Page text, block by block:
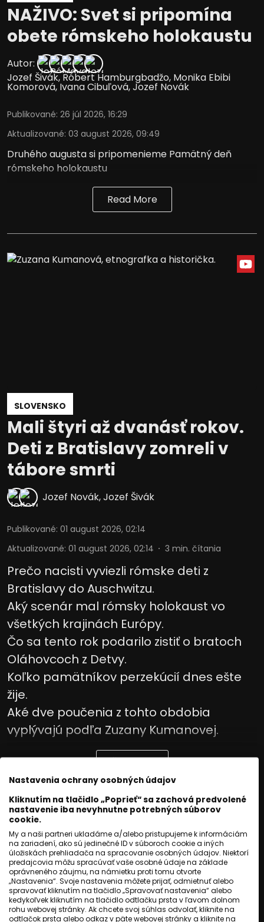
NAŽIVO: Svet si pripomína
obete rómskeho holokaustu
Autor:
Jozef Šivák,Róbert Hamburgbadžo, Monika Ebibi
Komorová, Ivana Cibuľová,Jozef Novák
Publikované: 26 júl 2026, 16:29
Aktualizované: 03 august 2026, 09:49
Druhého augusta si pripomenieme Pamätný deň
rómskeho holokaustu
Read More
SLOVENSKO
Mali štyri až dvanásť rokov.
Deti z Bratislavy zomreli v
tábore smrti
Jozef Novák,Jozef Šivák
Publikované: 01 august 2026, 02:14
Aktualizované: 01 august 2026, 02:14 3 min. čítania
Prečo nacisti vyviezli rómske deti z
Bratislavy do Auschwitzu.
Aký scenár mal rómsky holokaust vo
všetkých krajinách Európy.
Čo sa tento rok podarilo zistiť o bratoch
Oláhovcoch z Detvy.
Koľko pamätníkov perzekúcií dnes ešte
žije.
Aké dve poučenia z tohto obdobia
vyplývajú podľa Zuzany Kumanovej.
Nastavenia ochrany osobných údajov
Kliknutím na tlačidlo „Poprieť“ sa zachová predvolené
nastavenie iba nevyhnutne potrebných súborov
cookie.
My a naši partneri ukladáme a/alebo pristupujeme k informáciám
na zariadení, ako sú jedinečné ID v súboroch cookie a iných
úložiskách prehliadača na spracovanie osobných údajov. Niektorí
predajcovia môžu spracúvať vaše osobné údaje na základe
oprávneného záujmu, na námietku proti tomu otvorte
„Nastavenia“. Svoje nastavenia môžete prijať, odmietnuť alebo
spravovať kliknutím na tlačidlo „Spravovať nastavenia“ alebo
kedykoľvek kliknutím na tlačidlo odtlačku prsta v ľavom dolnom
rohu webovej stránky. Ak chcete svoj súhlas odvolať, kliknite na
odtlačok prsta alebo odkaz v päte webovej stránky a kliknite na